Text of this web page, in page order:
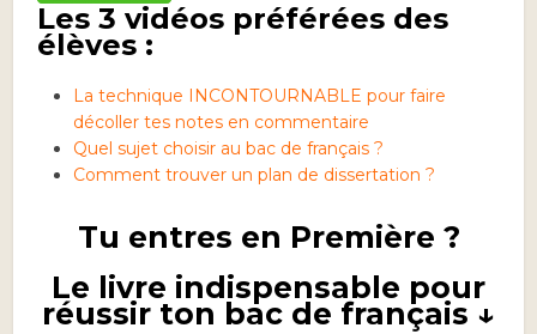
Les 3 vidéos préférées des
élèves :
La technique INCONTOURNABLE pour faire
décoller tes notes en commentaire
Quel sujet choisir au bac de français ?
Comment trouver un plan de dissertation ?
Tu entres en Première ?
Le livre indispensable pour
réussir ton bac de français ↓